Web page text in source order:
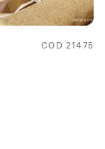
COD 21475